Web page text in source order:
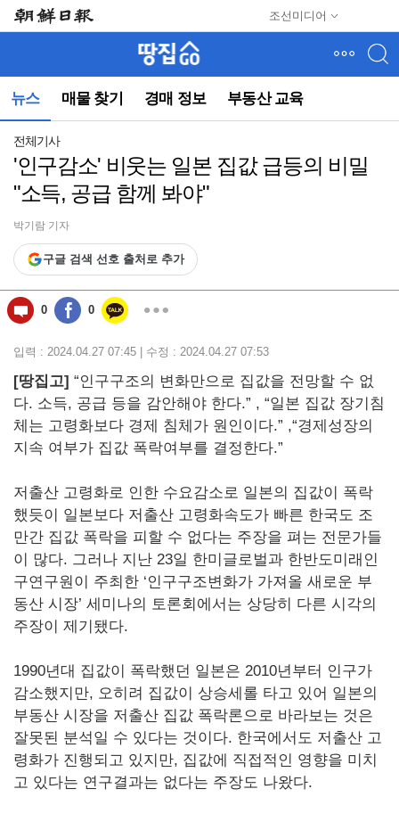
조선미디어
뉴스 매물 찾기 경매 정보 부동산 교육
뉴
(컨
동)
전체기사
'인구감소' 비웃는 일본 집값 급등의 비밀
"소득, 공급 함께 봐야"
박기람 기자
구글 검색 선호 출처로 추가
0 0
입력 : 2024.04.27 07:45 | 수정 : 2024.04.27 07:53
[땅집고] “인구구조의 변화만으로 집값을 전망할 수 없
다. 소득, 공급 등을 감안해야 한다.” , “일본 집값 장기침
체는 고령화보다 경제 침체가 원인이다.” ,“경제성장의
지속 여부가 집값 폭락여부를 결정한다.”
저출산 고령화로 인한 수요감소로 일본의 집값이 폭락
했듯이 일본보다 저출산 고령화속도가 빠른 한국도 조
만간 집값 폭락을 피할 수 없다는 주장을 펴는 전문가들
이 많다. 그러나 지난 23일 한미글로벌과 한반도미래인
구연구원이 주최한 ‘인구구조변화가 가져올 새로운 부
동산 시장’ 세미나의 토론회에서는 상당히 다른 시각의
주장이 제기됐다.
1990년대 집값이 폭락했던 일본은 2010년부터 인구가
감소했지만, 오히려 집값이 상승세롤 타고 있어 일본의
부동산 시장을 저출산 집값 폭락론으로 바라보는 것은
잘못된 분석일 수 있다는 것이다. 한국에서도 저출산 고
령화가 진행되고 있지만, 집값에 직접적인 영향을 미치
고 있다는 연구결과는 없다는 주장도 나왔다.